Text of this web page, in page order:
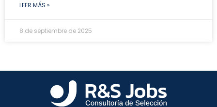
LEER MÁS »
8 de septiembre de 2025